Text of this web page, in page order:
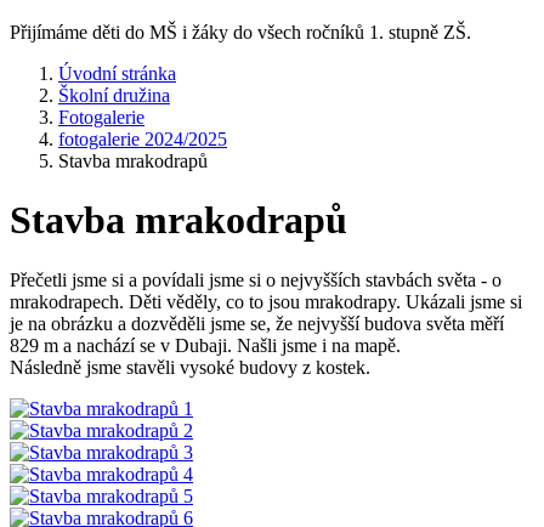
Přijímáme děti do MŠ i žáky do všech ročníků 1. stupně ZŠ.
Úvodní stránka
Školní družina
Fotogalerie
fotogalerie 2024/2025
Stavba mrakodrapů
Stavba mrakodrapů
Přečetli jsme si a povídali jsme si o nejvyšších stavbách světa - o
mrakodrapech. Děti věděly, co to jsou mrakodrapy. Ukázali jsme si
je na obrázku a dozvěděli jsme se, že nejvyšší budova světa měří
829 m a nachází se v Dubaji. Našli jsme i na mapě.
Následně jsme stavěli vysoké budovy z kostek.